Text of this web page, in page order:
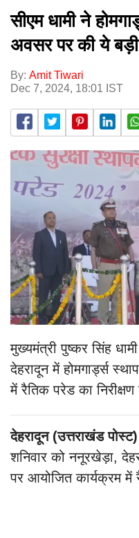
सीएम धामी ने
अवसर पर की ये बड़ी
By: Amit Tiwari
Dec 7, 2024, 18:01 IST
मुख्यमंत्री पुष्कर सिंह
देहरादून में होमगार्ड्स
में रैतिक परेड का निरीक्षण
देहरादून (उत्तराखंड पोस्ट)
शनिवार को ननूरखेड़ा,
पर आयोजित कार्यक्रम में